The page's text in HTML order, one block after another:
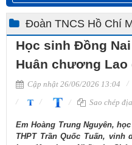
Đoàn TNCS Hồ Chí
Học sinh Đồng
Huân chương Lao
Cập nhật 26/06/2026 13:04
Sao chép
Em Hoàng Trung Nguyên,
THPT Trần Quốc Tuấn,